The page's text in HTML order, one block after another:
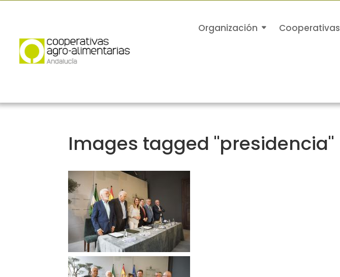
Organización Cooperativas
Images tagged "presidencia"